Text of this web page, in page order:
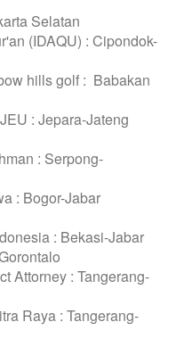
Selatan
(IDAQU) : Cipondok-
hills golf :  Babakan
: Jepara-Jateng
: Serpong-
: Bogor-Jabar
: Bekasi-Jabar
Attorney : Tangerang-
Raya : Tangerang-